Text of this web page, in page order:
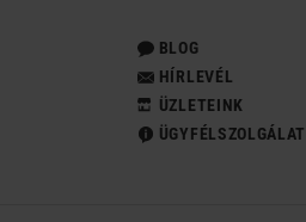
BLOG
HÍRLEVÉL
ÜZLETEINK
ÜGYFÉLSZOLGÁLAT